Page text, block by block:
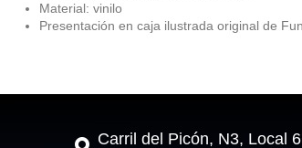
Material: vinilo
Presentación en caja ilustrada original de
Carril del Picón, N3, Local 6